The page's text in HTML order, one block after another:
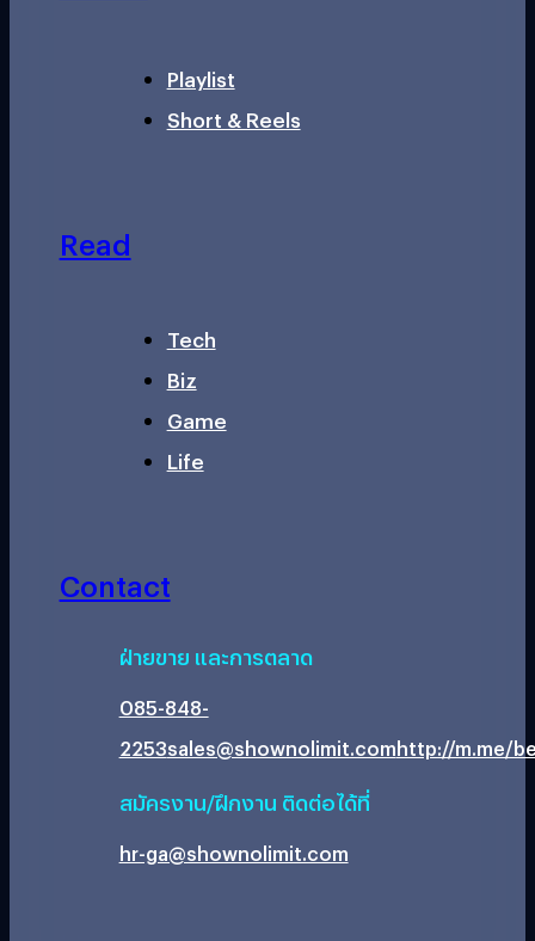
Playlist
Short & Reels
Read
Tech
Biz
Game
Life
Contact
ฝ่ายขาย และการตลาด
085-848-
2253sales@shownolimit.comhttp://m.me/
สมัครงาน/ฝึกงาน ติดต่อได้ที่
hr-ga@shownolimit.com